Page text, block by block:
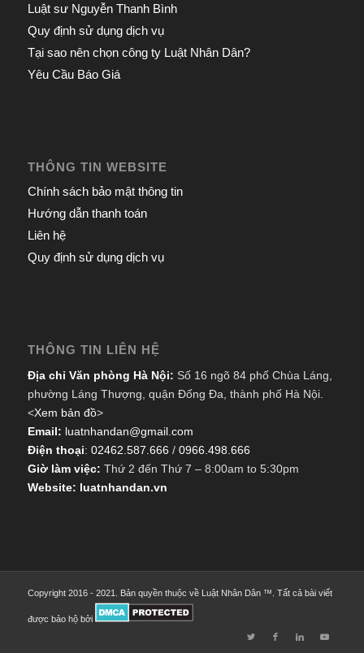
Luật sư Nguyễn Thanh Bình
Quy định sử dụng dịch vụ
Tại sao nên chọn công ty Luật Nhân Dân?
Yêu Cầu Báo Giá
THÔNG TIN WEBSITE
Chính sách bảo mật thông tin
Hướng dẫn thanh toán
Liên hệ
Quy định sử dụng dịch vụ
THÔNG TIN LIÊN HỆ
Địa chỉ Văn phòng Hà Nội: Số 16 ngõ 84 phố Chùa Láng,
phường Láng Thượng, quận Đống Đa, thành phố Hà Nội.
<Xem bản đồ>
Email: luatnhandan@gmail.com
Điện thoại: 02462.587.666 / 0966.498.666
Giờ làm việc: Thứ 2 đến Thứ 7 – 8:00am to 5:30pm
Website: luatnhandan.vn
Copyright 2016 - 2021. Bản quyền thuộc về Luật Nhân Dân ™. Tất cả bài viết
được bảo hộ bởi